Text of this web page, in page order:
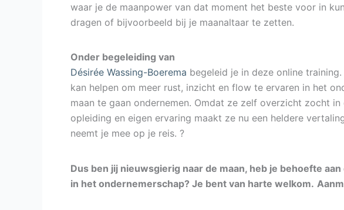
waar je de maanpower van dat moment het beste voor in
dragen of bijvoorbeeld bij je maanaltaar te zetten.
Onder begeleiding van
Désirée Wassing-Boerema begeleid je in deze online
kan helpen om meer rust, inzicht en flow te ervaren in het
maan te gaan ondernemen. Omdat ze zelf overzicht zocht
opleiding en eigen ervaring maakt ze nu een heldere
neemt je mee op je reis. ?
Dus ben jij nieuwsgierig naar de maan, heb je behoefte
in het ondernemerschap? Je bent van harte welkom.